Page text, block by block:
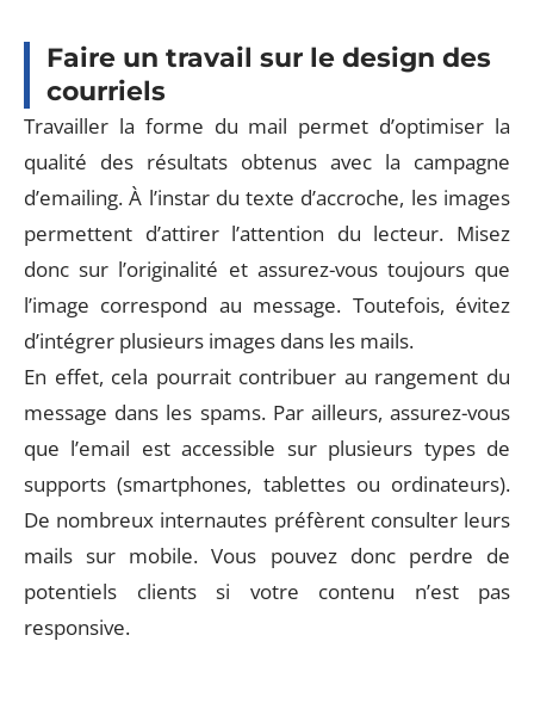
Faire un travail sur le design des
courriels
Travailler la forme du mail permet d’optimiser la
qualité des résultats obtenus avec la campagne
d’emailing. À l’instar du texte d’accroche, les images
permettent d’attirer l’attention du lecteur. Misez
donc sur l’originalité et assurez-vous toujours que
l’image correspond au message. Toutefois, évitez
d’intégrer plusieurs images dans les mails.
En effet, cela pourrait contribuer au rangement du
message dans les spams. Par ailleurs, assurez-vous
que l’email est accessible sur plusieurs types de
supports (smartphones, tablettes ou ordinateurs).
De nombreux internautes préfèrent consulter leurs
mails sur mobile. Vous pouvez donc perdre de
potentiels clients si votre contenu n’est pas
responsive.